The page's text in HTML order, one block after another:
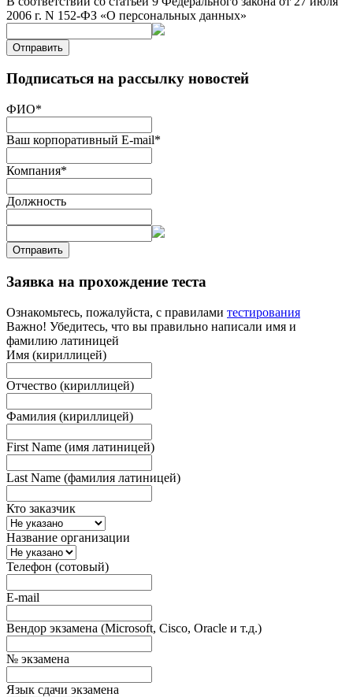
2006 г. N 152-ФЗ «О персональных данных»
Отправить
Подписаться на рассылку новостей
ФИО*
Ваш корпоративный E-mail*
Компания*
Должность
Отправить
Заявка на прохождение теста
Ознакомьтесь, пожалуйста, с правилами тестирования
Важно! Убедитесь, что вы правильно написали имя и
фамилию латиницей
Имя (кириллицей)
Отчество (кириллицей)
Фамилия (кириллицей)
First Name (имя латиницей)
Last Name (фамилия латиницей)
Кто заказчик
Название организации
Телефон (сотовый)
E-mail
Вендор экзамена (Microsoft, Cisco, Oracle и т.д.)
№ экзамена
Язык сдачи экзамена